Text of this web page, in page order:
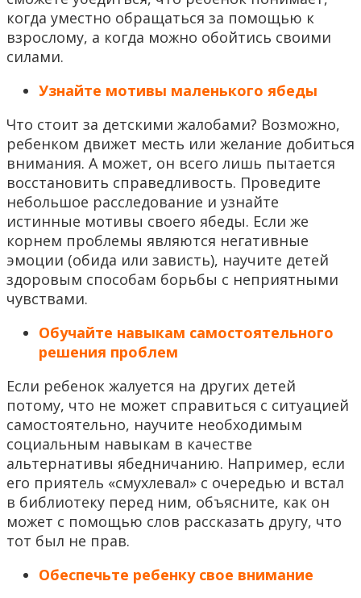
когда уместно обращаться за помощью к
взрослому, а когда можно обойтись своими
силами.
Узнайте мотивы маленького ябеды
Что стоит за детскими жалобами? Возможно,
ребенком движет месть или желание добиться
внимания. А может, он всего лишь пытается
восстановить справедливость. Проведите
небольшое расследование и узнайте
истинные мотивы своего ябеды. Если же
корнем проблемы являются негативные
эмоции (обида или зависть), научите детей
здоровым способам борьбы с неприятными
чувствами.
Обучайте навыкам самостоятельного
решения проблем
Если ребенок жалуется на других детей
потому, что не может справиться с ситуацией
самостоятельно, научите необходимым
социальным навыкам в качестве
альтернативы ябедничанию. Например, если
его приятель «смухлевал» с очередью и встал
в библиотеку перед ним, объясните, как он
может с помощью слов рассказать другу, что
тот был не прав.
Обеспечьте ребенку свое внимание